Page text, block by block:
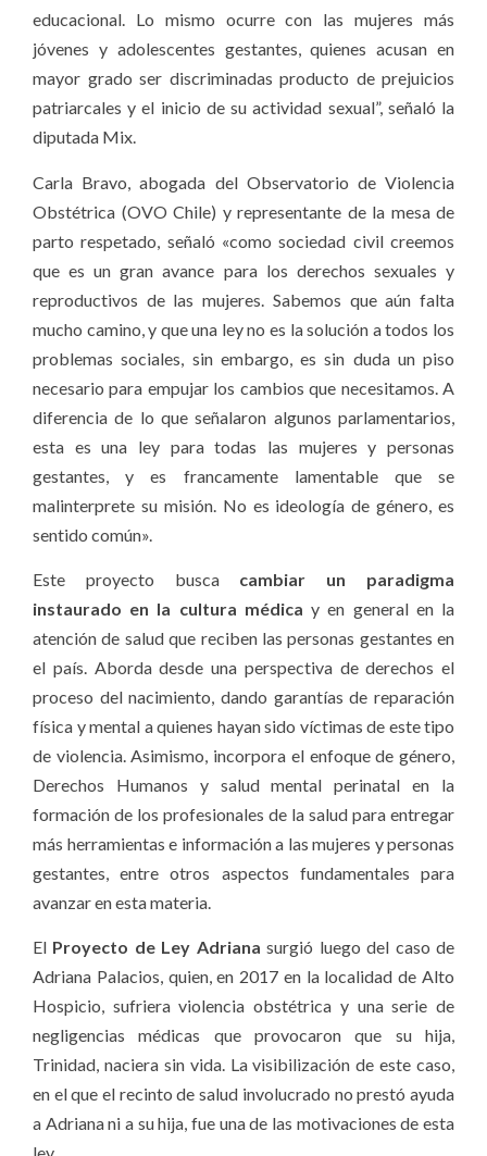
educacional. Lo mismo ocurre con las mujeres más
jóvenes y adolescentes gestantes, quienes acusan en
mayor grado ser discriminadas producto de prejuicios
patriarcales y el inicio de su actividad sexual”, señaló la
diputada Mix.
Carla Bravo, abogada del Observatorio de Violencia
Obstétrica (OVO Chile) y representante de la mesa de
parto respetado, señaló «como sociedad civil creemos
que es un gran avance para los derechos sexuales y
reproductivos de las mujeres. Sabemos que aún falta
mucho camino, y que una ley no es la solución a todos los
problemas sociales, sin embargo, es sin duda un piso
necesario para empujar los cambios que necesitamos. A
diferencia de lo que señalaron algunos parlamentarios,
esta es una ley para todas las mujeres y personas
gestantes, y es francamente lamentable que se
malinterprete su misión. No es ideología de género, es
sentido común».
Este proyecto busca cambiar un paradigma
instaurado en la cultura médicay en general en la
atención de salud que reciben las personas gestantes en
el país. Aborda desde una perspectiva de derechos el
proceso del nacimiento, dando garantías de reparación
física y mental a quienes hayan sido víctimas de este tipo
de violencia. Asimismo, incorpora el enfoque de género,
Derechos Humanos y salud mental perinatal en la
formación de los profesionales de la salud para entregar
más herramientas e información a las mujeres y personas
gestantes, entre otros aspectos fundamentales para
avanzar en esta materia.
El Proyecto de Ley Adriana surgió luego del caso de
Adriana Palacios, quien, en 2017 en la localidad de Alto
Hospicio, sufriera violencia obstétrica y una serie de
negligencias médicas que provocaron que su hija,
Trinidad, naciera sin vida. La visibilización de este caso,
en el que el recinto de salud involucrado no prestó ayuda
a Adriana ni a su hija, fue una de las motivaciones de esta